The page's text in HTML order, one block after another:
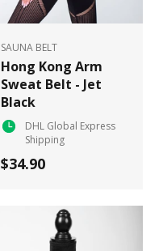
SAUNA BELT
Hong Kong Arm
Sweat Belt - Jet
Black
DHL Global Express
Shipping
$34.90